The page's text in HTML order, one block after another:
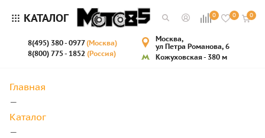
КАТАЛОГ 0 0 0
8(495) 380 - 0977(Москва)
8(800) 775 - 1852 (Россия)
Москва,
ул Петра Романова, 6
Кожуховская - 380 м
Главная
—
Каталог
—